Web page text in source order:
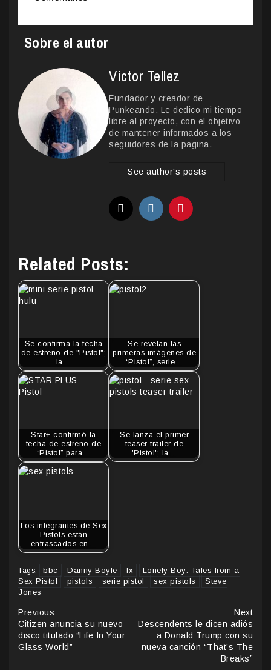
Sobre el autor
Victor Tellez
Fundador y creador de
Punkeando. Le dedico mi tiempo
libre al proyecto, con el objetivo
de mantener informados a los
seguidores de la pagina.
See author's posts
Related Posts:
Se confirma la fecha
de estreno de "Pistol";
la…
Se revelan las
primeras imágenes de
“Pistol”, serie…
Star+ confirmó la
fecha de estreno de
“Pistol” para…
Se lanza el primer
teaser tráiler de
'Pistol'; la…
Los integrantes de Sex
Pistols están
enfrascados en…
Tags: bbc Danny Boyle fx
Lonely Boy: Tales from a
Sex Pistol
pistols serie pistol sex pistols
Steve
Jones
Continue
Reading
Previous
Citizen anuncia su nuevo
disco titulado “Life In Your
Glass World”
Next
Descendents le dicen adiós
a Donald Trump con su
nueva canción “That’s The
Breaks”